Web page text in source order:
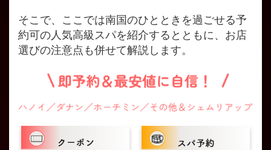
そこで、ここでは南国のひとときを過ごせる予
約可の人気高級スパを紹介するとともに、お店
選びの注意点も併せて解説します。